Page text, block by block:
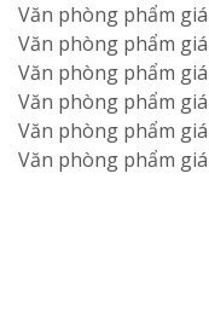
Văn phòng phẩm
Văn phòng phẩm
Văn phòng phẩm
Văn phòng phẩm
Văn phòng phẩm
Văn phòng phẩm